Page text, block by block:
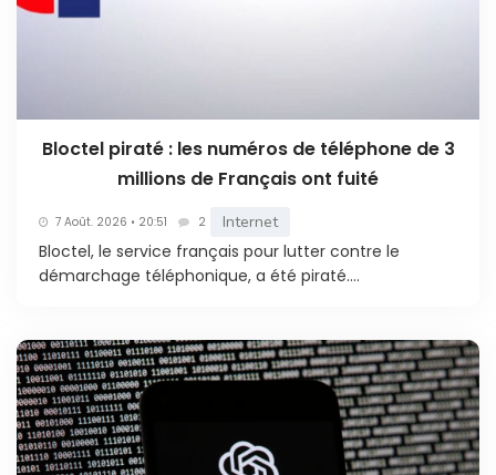
Bloctel piraté : les numéros de téléphone de 3
millions de Français ont fuité
7 Août. 2026 • 20:51 2 Internet
Bloctel, le service français pour lutter contre le
démarchage téléphonique, a été piraté....